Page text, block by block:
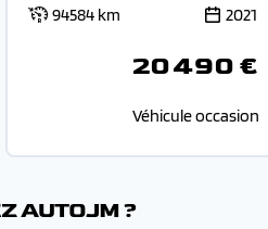
94584 km
2021
20 490 €
Véhicule occasion
AUTOJM ?